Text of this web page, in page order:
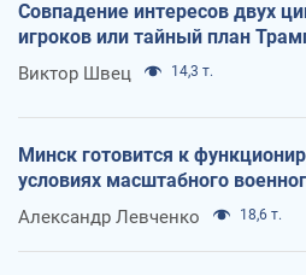
Совпадение интересов двух
игроков или тайный план
Виктор Швец 14,3 т.
Минск готовится к
условиях масштабного
Александр Левченко 18,6 т.